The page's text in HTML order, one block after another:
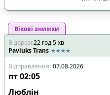
Спочатку дешевші
Час відправлення
Спочатку ранні
Спочатку вечірні
Час прибуття
Спочатку ранні
Вікові знижки
В дорозі:22 год5хв
Pavluks Trans
Відправлення: 07.08.2026
пт02:05
Люблін